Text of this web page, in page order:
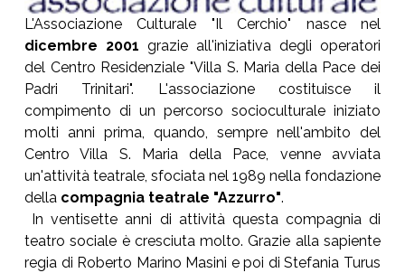
L'Associazione Culturale "Il Cerchio" nasce nel
dicembre 2001 grazie all'iniziativa degli operatori
del Centro Residenziale "Villa S. Maria della Pace dei
Padri Trinitari". L'associazione costituisce il
compimento di un percorso socioculturale iniziato
molti anni prima, quando, sempre nell'ambito del
Centro Villa S. Maria della Pace, venne avviata
un'attività teatrale, sfociata nel 1989 nella fondazione
della compagnia teatrale "Azzurro".
In ventisette anni di attività questa compagnia di
teatro sociale è cresciuta molto. Grazie alla sapiente
regia di Roberto Marino Masini e poi di Stefania Turus